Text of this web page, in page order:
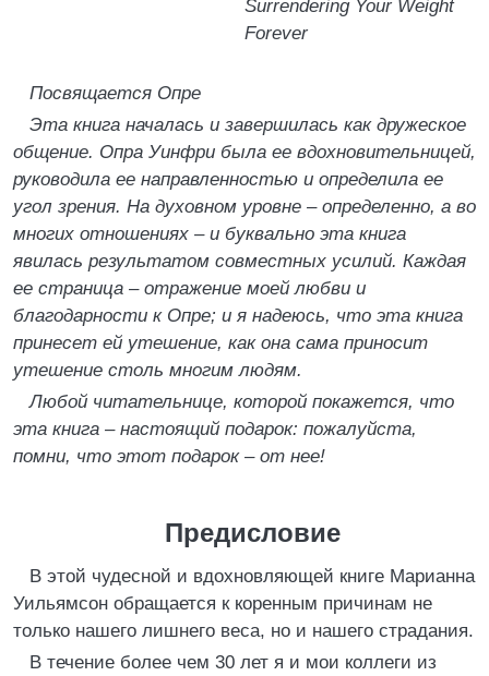
Surrendering Your Weight
Forever
Посвящается Опре
Эта книга началась и завершилась как дружеское
общение. Опра Уинфри была ее вдохновительницей,
руководила ее направленностью и определила ее
угол зрения. На духовном уровне – определенно, а во
многих отношениях – и буквально эта книга
явилась результатом совместных усилий. Каждая
ее страница – отражение моей любви и
благодарности к Опре; и я надеюсь, что эта книга
принесет ей утешение, как она сама приносит
утешение столь многим людям.
Любой читательнице, которой покажется, что
эта книга – настоящий подарок: пожалуйста,
помни, что этот подарок – от нее!
Предисловие
В этой чудесной и вдохновляющей книге Марианна
Уильямсон обращается к коренным причинам не
только нашего лишнего веса, но и нашего страдания.
В течение более чем 30 лет я и мои коллеги из